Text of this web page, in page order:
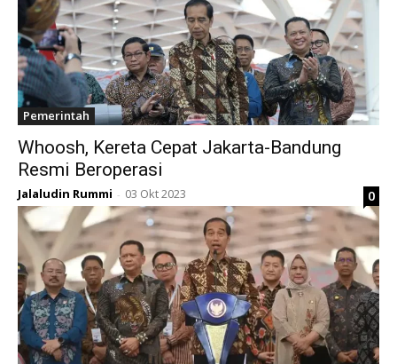
Pemerintah
Whoosh, Kereta Cepat Jakarta-Bandung
Resmi Beroperasi
Jalaludin Rummi - 03 Okt 2023 0